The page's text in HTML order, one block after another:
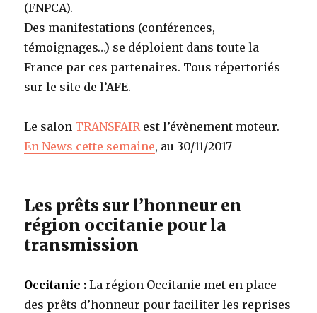
(FNPCA).
Des manifestations (conférences,
témoignages…) se déploient dans toute la
France par ces partenaires. Tous répertoriés
sur le site de l’AFE.
Le salon TRANSFAIR est l’évènement moteur.
En News cette semaine, au 30/11/2017
Les prêts sur l’honneur en
région occitanie pour la
transmission
Occitanie : La région Occitanie met en place
des prêts d’honneur pour faciliter les reprises